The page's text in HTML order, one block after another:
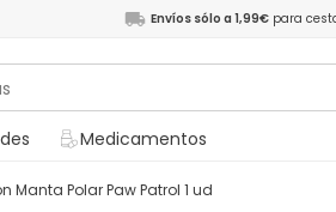
Envíos sólo a 1,99€ para
Medicamentos
Manta Polar Paw Patrol 1 ud